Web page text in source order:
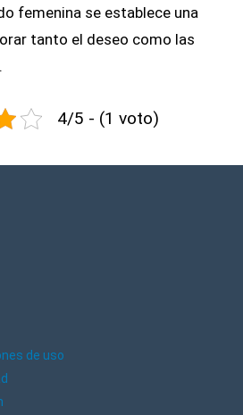
femenina se establece una
tanto el deseo como las
4/5 - (1 voto)
de uso